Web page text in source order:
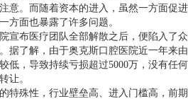
意。而随着资本的进入，虽然一方面促进
方面也暴露了许多问题。
宣布医疗团队全部解散之后，便陷入了众
据了解，由于奥克斯口腔医院近一年来由
低，导致持续亏损超过5000万，没有任何
让。
特殊性，行业壁垒高、进入门槛高，前期